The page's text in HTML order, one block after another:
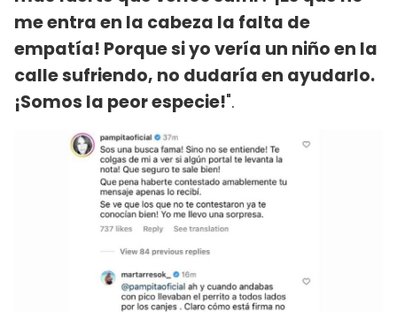
me entra en la cabeza la falta de
empatía! Porque si yo vería un niño en la
calle sufriendo, no dudaría en ayudarlo.
¡Somos la peor especie!".